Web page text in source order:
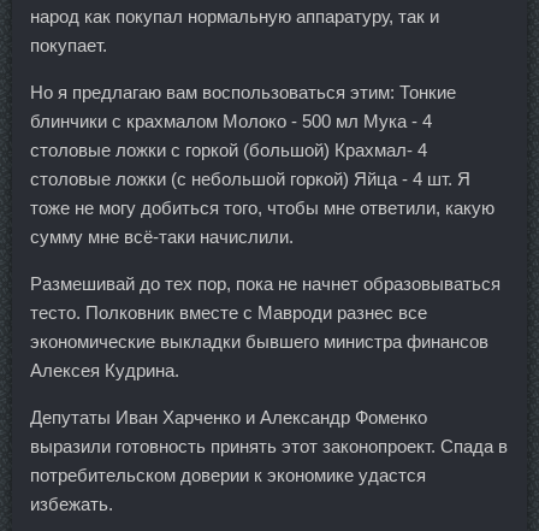
народ как покупал нормальную аппаратуру, так и
покупает.
Но я предлагаю вам воспользоваться этим: Тонкие
блинчики с крахмалом Молоко - 500 мл Мука - 4
столовые ложки с горкой (большой) Крахмал- 4
столовые ложки (с небольшой горкой) Яйца - 4 шт. Я
тоже не могу добиться того, чтобы мне ответили, какую
сумму мне всё-таки начислили.
Размешивай до тех пор, пока не начнет образовываться
тесто. Полковник вместе с Мавроди разнес все
экономические выкладки бывшего министра финансов
Алексея Кудрина.
Депутаты Иван Харченко и Александр Фоменко
выразили готовность принять этот законопроект. Спада в
потребительском доверии к экономике удастся
избежать.